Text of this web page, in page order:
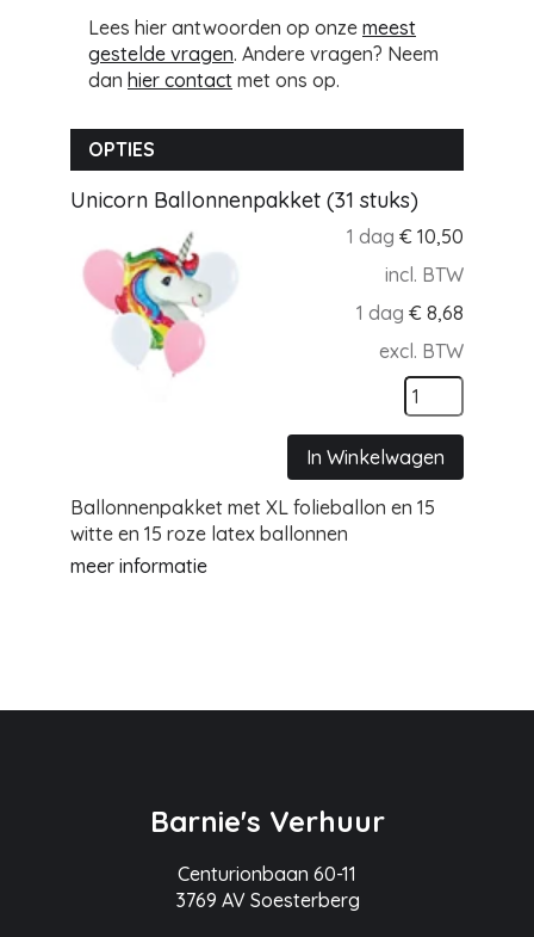
Lees hier antwoorden op onze meest
gestelde vragen. Andere vragen? Neem
dan hier contact met ons op.
OPTIES
Unicorn Ballonnenpakket (31 stuks)
1 dag € 10,50
incl. BTW
1 dag € 8,68
excl. BTW
In Winkelwagen
Ballonnenpakket met XL folieballon en 15
witte en 15 roze latex ballonnen
meer informatie
Barnie's Verhuur
Centurionbaan 60-11
3769 AV Soesterberg